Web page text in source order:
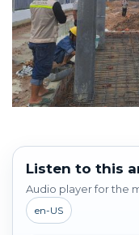
Listen to this
Audio player for the
en-US